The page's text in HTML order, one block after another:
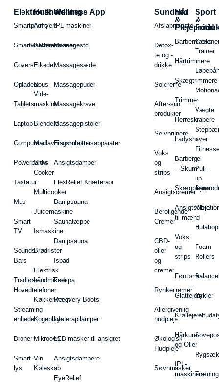
Elektronik
Smartphone
Smartwatches
Covers
Opladere
Tablets
Laptop
Computere
Powerbanks
Tastatur
Mus
Smart
TV
Sounds
Bars
Trådløse
Hovedtelefoner
Streaming-
enheder
Droner
Smart-
lys
Husholdning
Airfryers
Kaffemaskiner
Elkedel
Sous
Vide-
maskine
Blendere
Madlavningsrobotter
Slow
Cooker
Multicooker
Juicemaskine
Ismaskine
Brødrister
Elektrisk
håndmikser
Køkkenvægt
Kogeplade
Mikroovn
Vin
Køleskab
Wellness App
IPL-maskiner
Massagestol
Massagesæde
Massagepuder
Massagekrave
Massagepistoler
Elstimulationsapparater
Ansigtsdamper
FlexRelief Knæterapi
Dampsauna
Saunatæppe
Dampsauna
Isbad
Fodspa
Recovery Boots
Lysterapilamper
LED-masker til ansigtet
Ansigtsdampere
EyeRelief
Sundhed
Afslapningste
Detox-
te og -
drikke
Solcreme
After-sun
produkter
Selvbrunere
Voks
og
strips
Ansigtscremer
Beroligende
Cremer
CBD-
olier
og
cremer
Rynkecremer
Allergivenlig
hudpleje
Økologisk
Hudpleje
Søvnmasker
Hår
&
Hårtrimmere
Skægtrimmere
Trimmer
Herreskrabere
Ladyshaver
Barbergel
– Skum
Ansigtspleje
til mænd
Voks
og
strips
Føntørrer
Glattejern
Krøllejern
Hårkure
og Olier
IPL-
maskiner
Sport
&
Fritid
Cross
Trainer
Vægte
Pull-
up
Barer
Foam
Rollers
Cykler